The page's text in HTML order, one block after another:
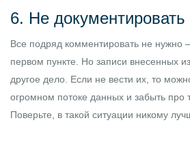
6. Не
Все подряд комментировать не нужно
первом пункте. Но записи внесенных
другое дело. Если не вести их, то
огромном потоке данных и забыть про
Поверьте, в такой ситуации никому